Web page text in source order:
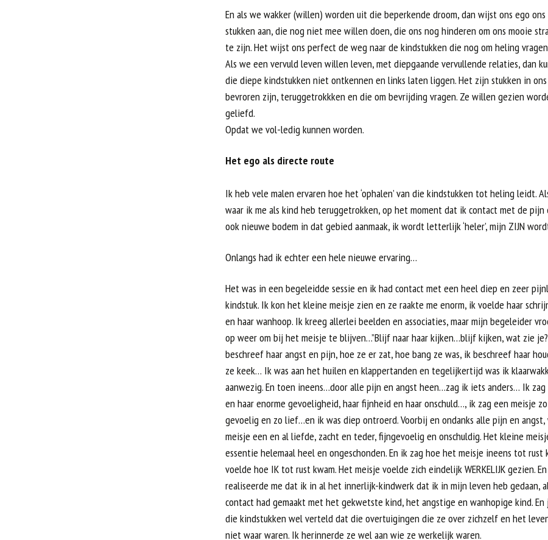
En als we wakker (willen) worden uit die beperkende droom, dan wijst ons ego
stukken aan, die nog niet mee willen doen, die ons nog hinderen om ons mooie
te zijn. Het wijst ons perfect de weg naar de kindstukken die nog om heling
Als we een vervuld leven willen leven, met diepgaande vervullende relaties, dan
die diepe kindstukken niet ontkennen en links laten liggen. Het zijn stukken in
bevroren zijn, teruggetrokkken en die om bevrijding vragen. Ze willen gezien
geliefd.
Opdat we vol-ledig kunnen worden.
Het ego als directe route
Ik heb vele malen ervaren hoe het ‘ophalen’ van die kindstukken tot heling leidt.
waar ik me als kind heb teruggetrokken, op het moment dat ik contact met de pijn
ook nieuwe bodem in dat gebied aanmaak, ik wordt letterlijk ‘heler’, mijn ZIJN
Onlangs had ik echter een hele nieuwe ervaring…
Het was in een begeleidde sessie en ik had contact met een heel diep en zeer
kindstuk. Ik kon het kleine meisje zien en ze raakte me enorm, ik voelde haar
en haar wanhoop. Ik kreeg allerlei beelden en associaties, maar mijn begeleider
op weer om bij het meisje te blijven…”Blijf naar haar kijken…blijf kijken, wat zie
beschreef haar angst en pijn, hoe ze er zat, hoe bang ze was, ik beschreef haar
ze keek… Ik was aan het huilen en klappertanden en tegelijkertijd was ik
aanwezig. En toen ineens…door alle pijn en angst heen…zag ik iets anders… Ik zag
en haar enorme gevoeligheid, haar fijnheid en haar onschuld…, ik zag een meisje
gevoelig en zo lief…en ik was diep ontroerd. Voorbij en ondanks alle pijn en angst,
meisje een en al liefde, zacht en teder, fijngevoelig en onschuldig. Het kleine
essentie helemaal heel en ongeschonden. En ik zag hoe het meisje ineens tot rust
voelde hoe IK tot rust kwam. Het meisje voelde zich eindelijk WERKELIJK gezien.
realiseerde me dat ik in al het innerlijk-kindwerk dat ik in mijn leven heb gedaan,
contact had gemaakt met het gekwetste kind, het angstige en wanhopige kind. En
die kindstukken wel verteld dat die overtuigingen die ze over zichzelf en het
niet waar waren. Ik herinnerde ze wel aan wie ze werkelijk waren.